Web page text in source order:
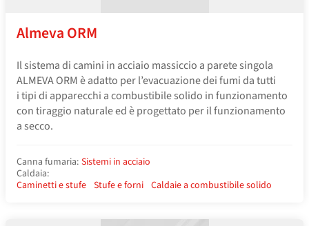
Almeva ORM
Il sistema di camini in acciaio massiccio a parete singola
ALMEVA ORM è adatto per l’evacuazione dei fumi da tutti
i tipi di apparecchi a combustibile solido in funzionamento
con tiraggio naturale ed è progettato per il funzionamento
a secco.
Canna fumaria: Sistemi in acciaio
Caldaia:
Caminetti e stufe Stufe e forni Caldaie a combustibile solido